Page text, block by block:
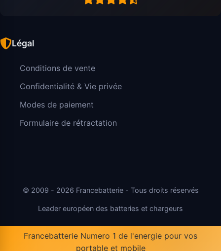
Légal
Conditions de vente
Confidentialité & Vie privée
Modes de paiement
Formulaire de rétractation
© 2009 - 2026 Francebatterie - Tous droits réservés
Leader européen des batteries et chargeurs
Francebatterie Numero 1 de l'energie pour vos
portable et mobile